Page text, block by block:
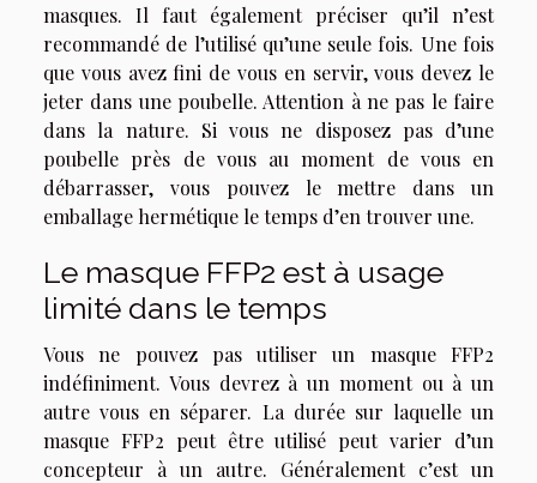
masques. Il faut également préciser qu’il n’est
recommandé de l’utilisé qu’une seule fois. Une fois
que vous avez fini de vous en servir, vous devez le
jeter dans une poubelle. Attention à ne pas le faire
dans la nature. Si vous ne disposez pas d’une
poubelle près de vous au moment de vous en
débarrasser, vous pouvez le mettre dans un
emballage hermétique le temps d’en trouver une.
Le masque FFP2 est à usage
limité dans le temps
Vous ne pouvez pas utiliser un masque FFP2
indéfiniment. Vous devrez à un moment ou à un
autre vous en séparer. La durée sur laquelle un
masque FFP2 peut être utilisé peut varier d’un
concepteur à un autre. Généralement c’est un